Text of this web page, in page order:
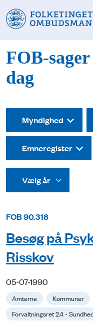
FOB-
dag
Myndighed
Emneregister
FOB 90.318
Besøg på
Risskov
05-07-1990
Amterne Kommuner
Forvaltningsret 2.4 -